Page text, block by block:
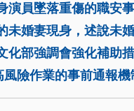
演員墜落重傷的職安
未婚妻現身，述說未
化部強調會強化補助
險作業的事前通報機